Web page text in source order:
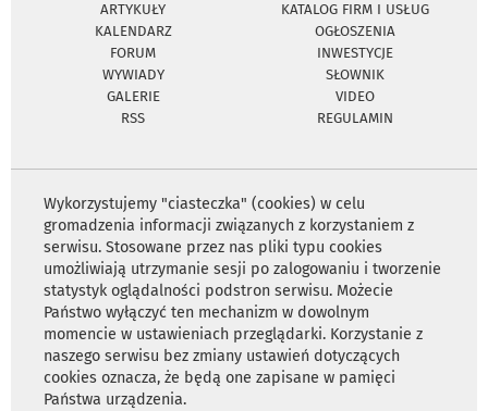
ARTYKUŁY
KATALOG FIRM I USŁUG
KALENDARZ
OGŁOSZENIA
FORUM
INWESTYCJE
WYWIADY
SŁOWNIK
GALERIE
VIDEO
RSS
REGULAMIN
Wykorzystujemy "ciasteczka" (cookies) w celu
gromadzenia informacji związanych z korzystaniem z
serwisu. Stosowane przez nas pliki typu cookies
umożliwiają utrzymanie sesji po zalogowaniu i tworzenie
statystyk oglądalności podstron serwisu. Możecie
Państwo wyłączyć ten mechanizm w dowolnym
momencie w ustawieniach przeglądarki. Korzystanie z
naszego serwisu bez zmiany ustawień dotyczących
cookies oznacza, że będą one zapisane w pamięci
Państwa urządzenia.